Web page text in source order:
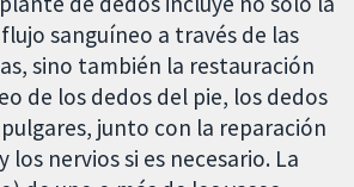
sanguíneo a través de las
sino también la restauración
de los dedos del pie, los dedos
junto con la reparación
los nervios si es necesario. La